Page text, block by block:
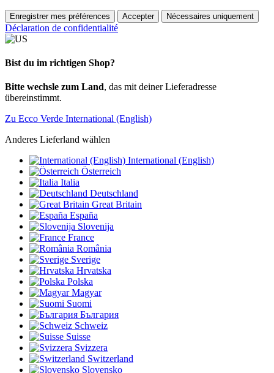
Enregistrer mes préférences Accepter Nécessaires uniquement
Déclaration de confidentialité
Bist du im richtigen Shop?
Bitte wechsle zum Land, das mit deiner Lieferadresse
übereinstimmt.
Zu Ecco Verde International (English)
Anderes Lieferland wählen
International (English)
Österreich
Italia
Deutschland
Great Britain
España
Slovenija
France
România
Sverige
Hrvatska
Polska
Magyar
Suomi
България
Schweiz
Suisse
Svizzera
Switzerland
Slovensko